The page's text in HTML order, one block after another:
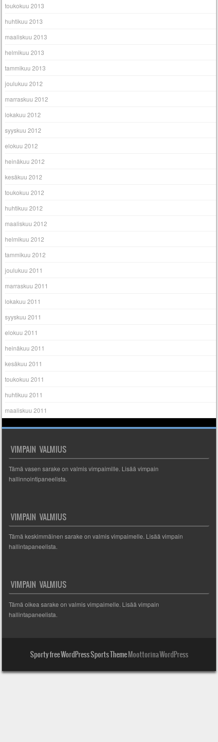
toukokuu 2013
huhtikuu 2013
maaliskuu 2013
helmikuu 2013
tammikuu 2013
joulukuu 2012
marraskuu 2012
lokakuu 2012
syyskuu 2012
elokuu 2012
heinäkuu 2012
kesäkuu 2012
toukokuu 2012
huhtikuu 2012
maaliskuu 2012
helmikuu 2012
tammikuu 2012
joulukuu 2011
marraskuu 2011
lokakuu 2011
syyskuu 2011
elokuu 2011
heinäkuu 2011
kesäkuu 2011
toukokuu 2011
huhtikuu 2011
maaliskuu 2011
VIMPAIN VALMIUS
Tämä vasen sarake on valmis vimpaimille. Lisää vimpain
hallinnointipaneelista.
VIMPAIN VALMIUS
Tämä keskimmäinen sarake on valmis vimpaimelle. Lisää vimpain
hallintapaneelista.
VIMPAIN VALMIUS
Tämä oikea sarake on valmis vimpaimelle. Lisää vimpain
hallintapaneelista.
Sporty free WordPress Sports ThemeMoottorina WordPress